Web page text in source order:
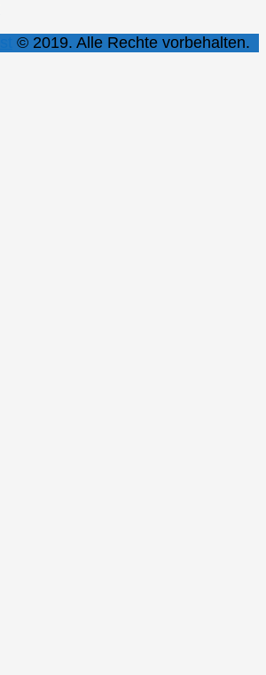
© 2019. Alle Rechte vorbehalten.